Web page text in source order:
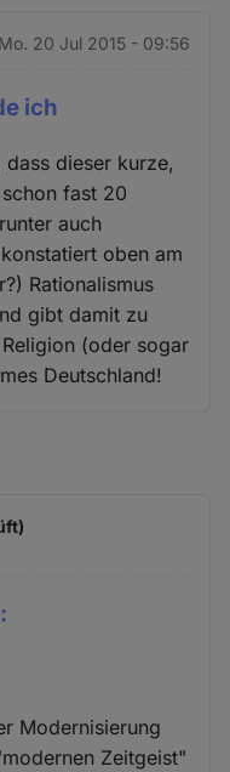
Mo. 20 Jul 2015 - 09:56
ich
dieser kurze,
fast 20
auch
oben am
Rationalismus
gibt damit zu
(oder sogar
Deutschland!
Modernisierung
Zeitgeist"